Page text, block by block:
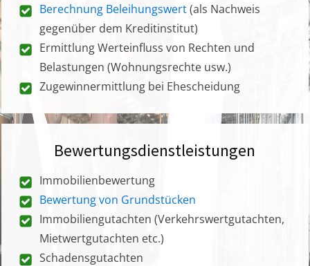
Berechnung Beleihungswert(als Nachweis
gegenüber dem Kreditinstitut)
Ermittlung Werteinfluss von Rechten und
Belastungen (Wohnungsrechte usw.)
Zugewinnermittlung bei Ehescheidung
Bewertungsdienstleistungen
Immobilienbewertung
Bewertung von Grundstücken
Immobiliengutachten (Verkehrswertgutachten,
Mietwertgutachten etc.)
Schadensgutachten